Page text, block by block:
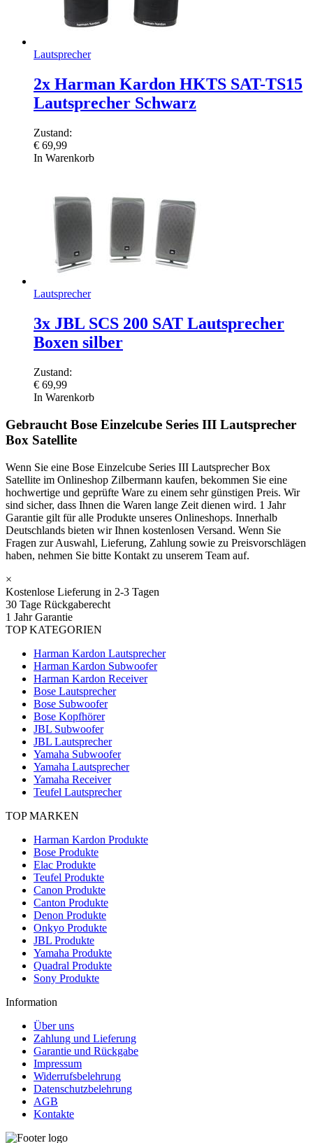
Lautsprecher
2x Harman Kardon HKTS SAT-TS15
Lautsprecher Schwarz
Zustand:
€ 69,99
In Warenkorb
Lautsprecher
3x JBL SCS 200 SAT Lautsprecher
Boxen silber
Zustand:
€ 69,99
In Warenkorb
Gebraucht Bose Einzelcube Series III Lautsprecher
Box Satellite
Wenn Sie eine Bose Einzelcube Series III Lautsprecher Box
Satellite im Onlineshop Zilbermann kaufen, bekommen Sie eine
hochwertige und geprüfte Ware zu einem sehr günstigen Preis. Wir
sind sicher, dass Ihnen die Waren lange Zeit dienen wird. 1 Jahr
Garantie gilt für alle Produkte unseres Onlineshops. Innerhalb
Deutschlands bieten wir Ihnen kostenlosen Versand. Wenn Sie
Fragen zur Auswahl, Lieferung, Zahlung sowie zu Preisvorschlägen
haben, nehmen Sie bitte Kontakt zu unserem Team auf.
×
Kostenlose Lieferung in 2-3 Tagen
30 Tage Rückgaberecht
1 Jahr Garantie
TOP KATEGORIEN
Harman Kardon Lautsprecher
Harman Kardon Subwoofer
Harman Kardon Receiver
Bose Lautsprecher
Bose Subwoofer
Bose Kopfhörer
JBL Subwoofer
JBL Lautsprecher
Yamaha Subwoofer
Yamaha Lautsprecher
Yamaha Receiver
Teufel Lautsprecher
TOP MARKEN
Harman Kardon Produkte
Bose Produkte
Elac Produkte
Teufel Produkte
Canon Produkte
Canton Produkte
Denon Produkte
Onkyo Produkte
JBL Produkte
Yamaha Produkte
Quadral Produkte
Sony Produkte
Information
Über uns
Zahlung und Lieferung
Garantie und Rückgabe
Impressum
Widerrufsbelehrung
Datenschutzbelehrung
AGB
Kontakte